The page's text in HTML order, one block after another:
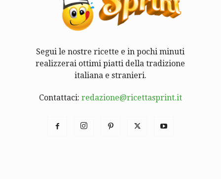
Segui le nostre ricette e in pochi minuti
realizzerai ottimi piatti della tradizione
italiana e stranieri.
Contattaci: redazione@ricettasprint.it